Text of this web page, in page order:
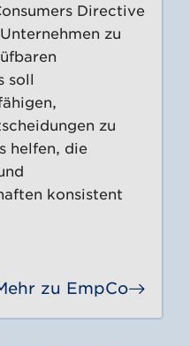
Directive
zu
soll
zu
helfen, die
konsistent
zu EmpCo